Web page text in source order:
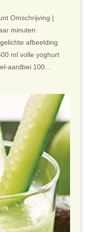
Omschrijving |
minuten
afbeelding
ml volle yoghurt
aardbei 100...